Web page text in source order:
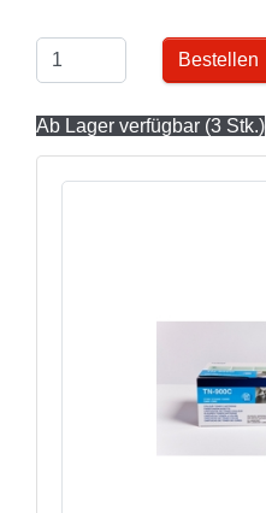
Bestellen
Ab Lager verfügbar (3 Stk.)